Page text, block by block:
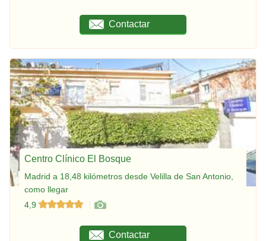
Contactar
Centro Clínico El Bosque
Madrid a 18,48 kilómetros desde Velilla de San Antonio,
como llegar
4,9
Contactar